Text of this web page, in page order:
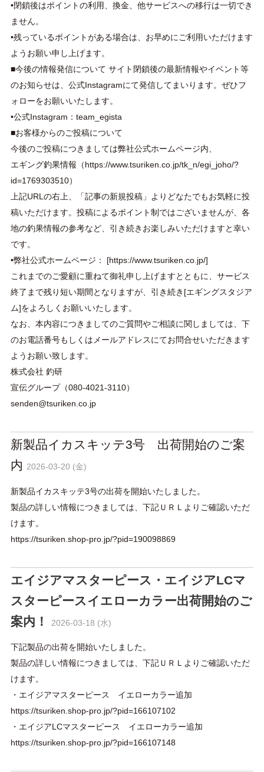
•閉鎖後はポイントの利用、換金、他サービスへの移行は一切でき
ません。
•残っているポイントがある場合は、お早めにご利用いただけます
ようお願い申し上げます。
■今後の情報発信について サイト閉鎖後の最新情報やイベント等
のお知らせは、公式Instagramにて発信してまいります。ぜひフ
ォローをお願いいたします。
•公式Instagram：team_egista
■お客様からのご投稿について
今後のご投稿につきましては弊社公式ホームページ内、
エギング釣果情報（ https://www.tsuriken.co.jp/tk_n/egi_joho/?
id=1769303510）
上記URLの右上、「記事の新規投稿」よりどなたでもお気軽に投
稿いただけます。投稿によるポイント制ではございませんが、各
地の釣果情報の参考など、引き続きお楽しみいただけますと幸い
です。
•弊社公式ホームページ： [https://www.tsuriken.co.jp/]
これまでのご愛顧に重ねて御礼申し上げますとともに、サービス
終了まで残り短い期間となりますが、引き続き[エギングスタジア
ム]をよろしくお願いいたします。
なお、本内容につきましてのご質問やご相談に関しましては、下
のお電話番号もしくはメールアドレスにてお問合せいただきます
ようお願い致します。
株式会社 釣研
宣伝グループ（080-4021-3110）
senden@tsuriken.co.jp
新製品イカスキッテ3号 出荷開始のご案
内 2026-03-20 (金)
新製品イカスキッテ3号の出荷を開始いたしました。
製品の詳しい情報につきましては、下記ＵＲＬよりご確認いただ
けます。
https://tsuriken.shop-pro.jp/?pid=190098869
エイジアマスターピース・エイジアLCマ
スターピースイエローカラー出荷開始のご
案内！
2026-03-18 (水)
下記製品の出荷を開始いたしました。
製品の詳しい情報につきましては、下記ＵＲＬよりご確認いただ
けます。
・エイジアマスターピース イエローカラー追加
https://tsuriken.shop-pro.jp/?pid=166107102
・エイジアLCマスターピース イエローカラー追加
https://tsuriken.shop-pro.jp/?pid=166107148